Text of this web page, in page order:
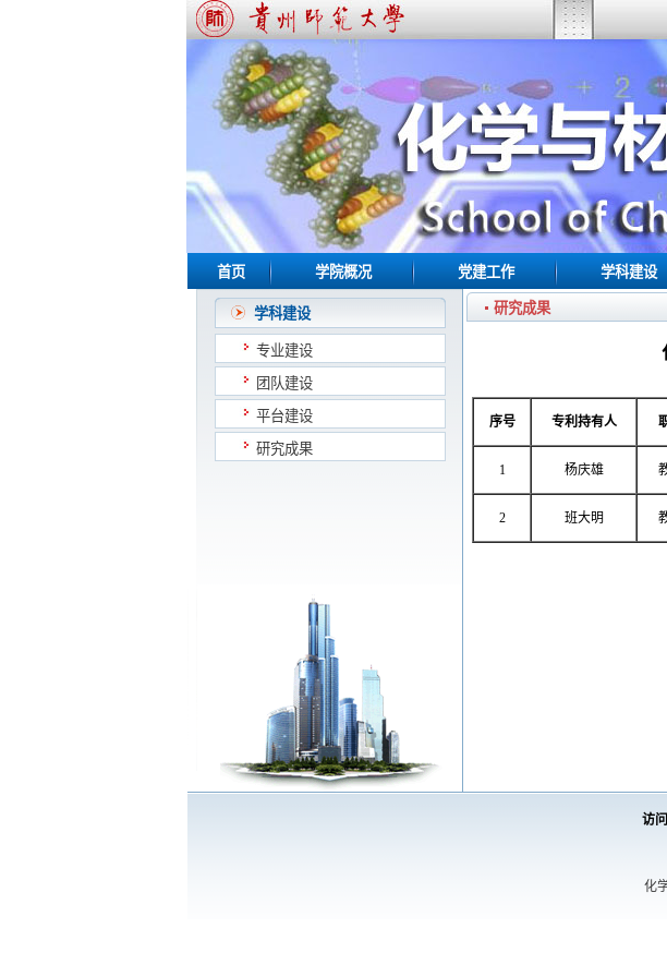
首页 学院概况 党建工作 学科建设
学科建设
专业建设
团队建设
平台建设
研究成果
研究成果
序号 专利持有人
1 杨庆雄
2 班大明
访
化